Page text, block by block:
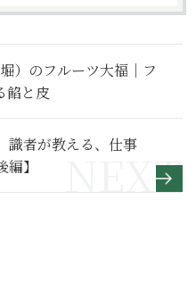
）のフルーツ大福｜フ
餡と皮
者が教える、仕事
】